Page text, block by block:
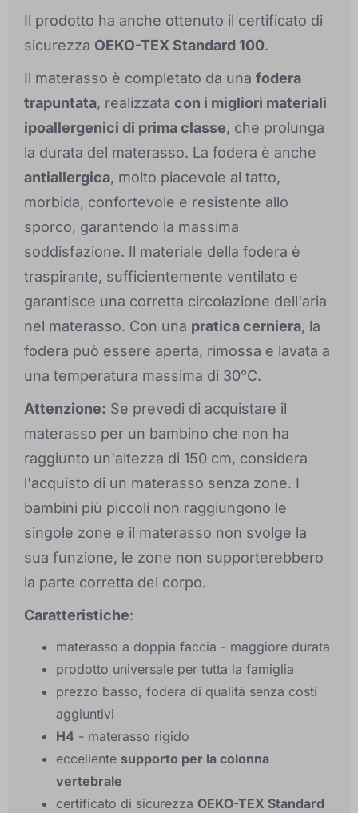
Il prodotto ha anche ottenuto il certificato di
sicurezza OEKO-TEX Standard 100.
Il materasso è completato da una fodera
trapuntata, realizzata con i migliori materiali
ipoallergenici di prima classe, che prolunga
la durata del materasso. La fodera è anche
antiallergica, molto piacevole al tatto,
morbida, confortevole e resistente allo
sporco, garantendo la massima
soddisfazione. Il materiale della fodera è
traspirante, sufficientemente ventilato e
garantisce una corretta circolazione dell'aria
nel materasso. Con una pratica cerniera, la
fodera può essere aperta, rimossa e lavata a
una temperatura massima di 30°C.
Attenzione: Se prevedi di acquistare il
materasso per un bambino che non ha
raggiunto un'altezza di 150 cm, considera
l'acquisto di un materasso senza zone. I
bambini più piccoli non raggiungono le
singole zone e il materasso non svolge la
sua funzione, le zone non supporterebbero
la parte corretta del corpo.
Caratteristiche:
materasso a doppia faccia - maggiore durata
prodotto universale per tutta la famiglia
prezzo basso, fodera di qualità senza costi
aggiuntivi
H4 - materasso rigido
eccellente supporto per la colonna
vertebrale
certificato di sicurezza OEKO-TEX Standard